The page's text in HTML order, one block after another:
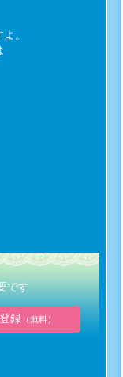
。
です
録（無料）